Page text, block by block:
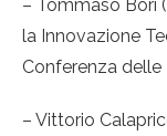
– Tommaso Bori
la Innovazione
Conferenza
– Vittorio